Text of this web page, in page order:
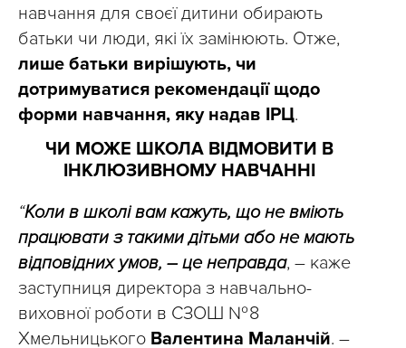
навчання для своєї дитини обирають
батьки чи люди, які їх замінюють. Отже,
лише батьки вирішують, чи
дотримуватися рекомендації щодо
форми навчання, яку надав ІРЦ.
ЧИ МОЖЕ ШКОЛА ВІДМОВИТИ В
ІНКЛЮЗИВНОМУ НАВЧАННІ
“Коли в школі вам кажуть, що не вміють
працювати з такими дітьми або не мають
відповідних умов, – це неправда, – каже
заступниця директора з навчально-
виховної роботи в СЗОШ № 8
Хмельницького Валентина Маланчій. –